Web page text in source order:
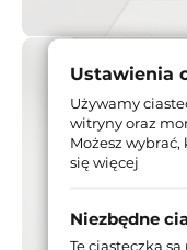
Ustawienia
Używamy
witryny oraz
Możesz
się więcej
Niezbędne
Te ciasteczka